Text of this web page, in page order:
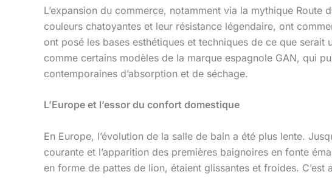
L’expansion du commerce, notamment via la mythique Route
couleurs chatoyantes et leur résistance légendaire, ont
ont posé les bases esthétiques et techniques de ce que
comme certains modèles de la marque espagnole GAN, qui
contemporaines d’absorption et de séchage.
L’Europe et l’essor du confort domestique
En Europe, l’évolution de la salle de bain a été plus lente.
courante et l’apparition des premières baignoires en fonte
en forme de pattes de lion, étaient glissantes et froides. C’est